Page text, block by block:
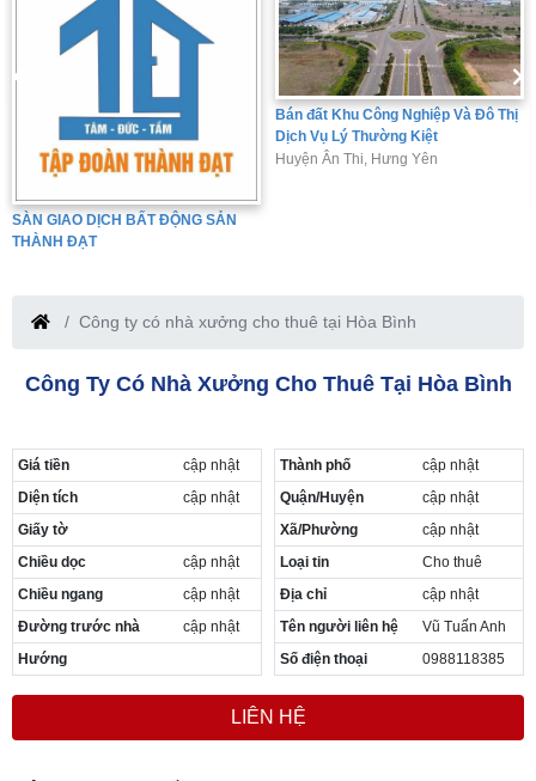
SẢN
Bán đất Khu Công Nghiệp Và Đô Thị
Dịch Vụ Lý Thường Kiệt
Huyện Ân Thi, Hưng Yên
Công ty có nhà xưởng cho thuê tại Hòa Bình
Công Ty Có Nhà Xưởng Cho Thuê Tại Hòa Bình
Giá tiền
cập nhật
Diện tích
cập nhật
Giấy tờ
Chiều dọc
cập nhật
Chiều ngang
cập nhật
Đường trước nhà
cập nhật
Hướng
Thành phố
cập nhật
Quận/Huyện
cập nhật
Xã/Phường
cập nhật
Loại tin
Cho thuê
Địa chỉ
cập nhật
Tên người liên hệ
Vũ Tuấn Anh
Số điện thoại
0988118385
LIÊN HỆ